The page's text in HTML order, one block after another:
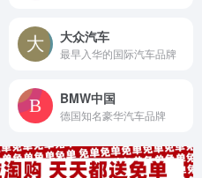
大众汽车
最早入华的国际汽车品牌
BMW中国
德国知名豪华汽车品牌